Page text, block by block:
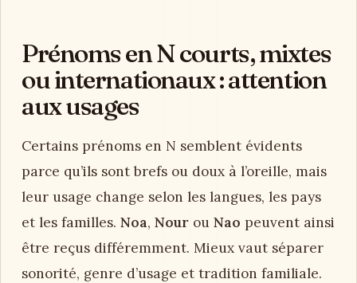
Prénoms en N courts, mixtes
ou internationaux : attention
aux usages
Certains prénoms en N semblent évidents
parce qu’ils sont brefs ou doux à l’oreille, mais
leur usage change selon les langues, les pays
et les familles. Noa, Nour ou Nao peuvent ainsi
être reçus différemment. Mieux vaut séparer
sonorité, genre d’usage et tradition familiale.